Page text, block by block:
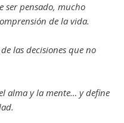
ser pensado, mucho
de la vida.
las decisiones que no
alma y la mente… y define